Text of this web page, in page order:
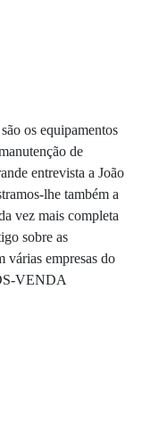
os equipamentos
de
entrevista a João
lhe também a
vez mais completa
sobre as
várias empresas do
VENDA